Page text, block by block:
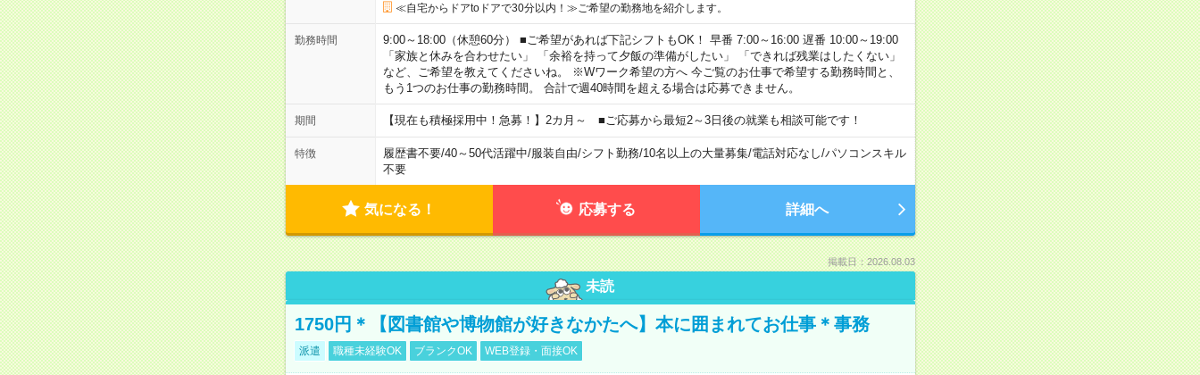
≪自宅からドアtoドアで30分以内！≫ご希望の勤務地を紹介します。
勤務時間
9:00～18:00（休憩60分） ■ご希望があれば下記シフトもOK！ 早番 7:00～16:00 遅番 10:00～19:00
「家族と休みを合わせたい」 「余裕を持って夕飯の準備がしたい」 「できれば残業はしたくない」
など、ご希望を教えてくださいね。 ※Wワーク希望の方へ 今ご覧のお仕事で希望する勤務時間と、
もう1つのお仕事の勤務時間。 合計で週40時間を超える場合は応募できません。
期間 【現在も積極採用中！急募！】2カ月～ ■ご応募から最短2～3日後の就業も相談可能です！
特徴 履歴書不要/40～50代活躍中/服装自由/シフト勤務/10名以上の大量募集/電話対応なし/パソコンスキル
不要
気になる！ 応募する 詳細へ
掲載日：2026.08.03
未読
1750円＊【図書館や博物館が好きなかたへ】本に囲まれてお仕事＊事務
派遣 職種未経験OK ブランクOK WEB登録・面接OK